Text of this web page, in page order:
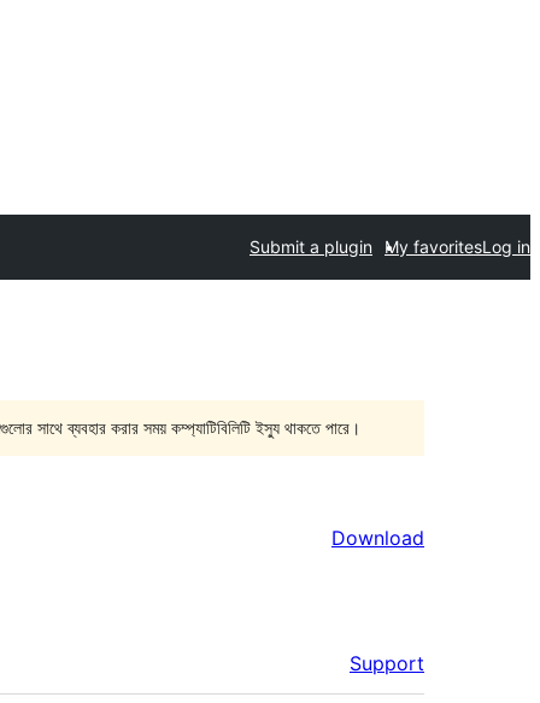
Submit a plugin My favoritesLog in
সাথে ব্যবহার করার সময় কম্প্যাটিবিলিটি ইস্যু থাকতে পারে।
Download
Support